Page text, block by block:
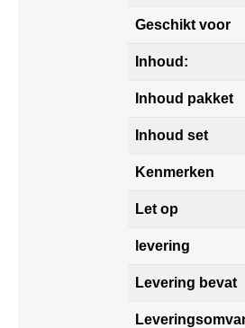
Geschikt voor
Inhoud:
Inhoud pakket
Inhoud set
Kenmerken
Let op
levering
Levering bevat